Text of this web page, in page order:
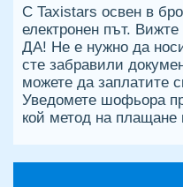
ПЪТУВАЙ
TAXISTARS
ШОФИРАЙ
С Taxistars освен в
електронен път.
ДА! Не е нужно да
сте забравили
можете да заплатите
Уведомете шофьора
кой метод на плащане